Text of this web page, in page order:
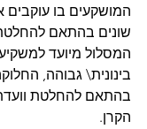
המושקעים בו עוקבים
שונים בהתאם
המסלול מיועד
בינונית\ גבוהה,
בהתאם להחלטת
הקרן.